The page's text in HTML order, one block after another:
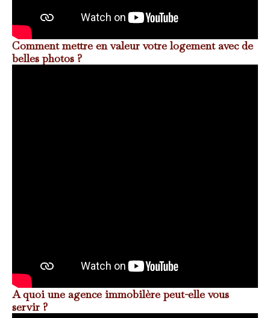
Comment mettre en valeur votre logement avec de
belles photos ?
A quoi une agence immobilère peut-elle vous
servir ?